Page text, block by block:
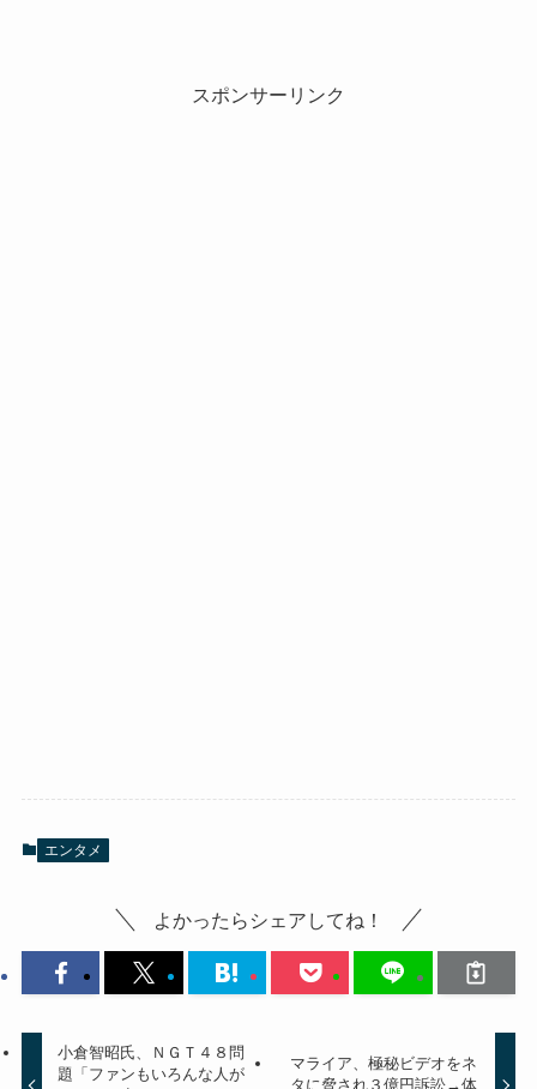
スポンサーリンク
エンタメ
よかったらシェアしてね！
小倉智昭氏、ＮＧＴ４８問
題「ファンもいろんな人が
マライア、極秘ビデオをネ
タに脅され３億円訴訟→体